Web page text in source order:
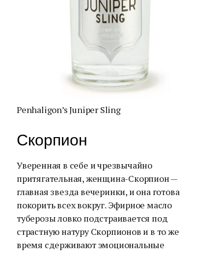
Penhaligon’s Juniper Sling
Скорпион
Уверенная в себе и чрезвычайно
притягательная, женщина-Скорпион —
главная звезда вечеринки, и она готова
покорить всех вокруг. Эфирное масло
туберозы ловко подстраивается под
страстную натуру Скорпионов и в то же
время сдерживают эмоциональные